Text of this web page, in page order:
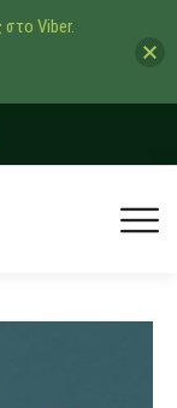
στο Viber.